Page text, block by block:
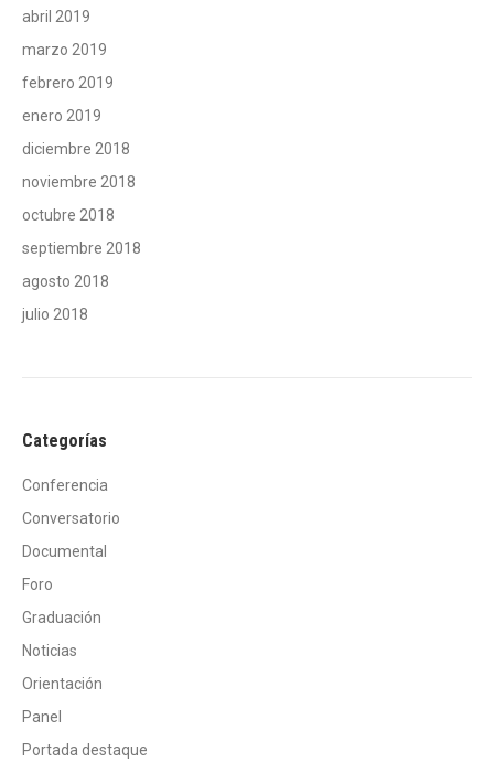
abril 2019
marzo 2019
febrero 2019
enero 2019
diciembre 2018
noviembre 2018
octubre 2018
septiembre 2018
agosto 2018
julio 2018
Categorías
Conferencia
Conversatorio
Documental
Foro
Graduación
Noticias
Orientación
Panel
Portada destaque